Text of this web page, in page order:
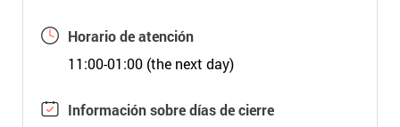
Horario de atención
11:00-01:00 (the next day)
Información sobre días de cierre